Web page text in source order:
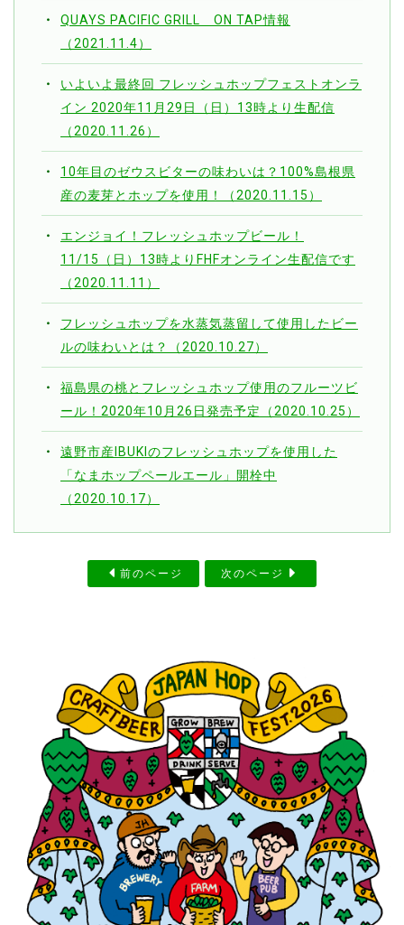
QUAYS PACIFIC GRILL ON TAP情報
（2021.11.4）
いよいよ最終回 フレッシュホップフェストオンラ
イン 2020年11月29日（日）13時より生配信
（2020.11.26）
10年目のゼウスビターの味わいは？100%島根県
産の麦芽とホップを使用！（2020.11.15）
エンジョイ！フレッシュホップビール！
11/15（日）13時よりFHFオンライン生配信です
（2020.11.11）
フレッシュホップを水蒸気蒸留して使用したビー
ルの味わいとは？（2020.10.27）
福島県の桃とフレッシュホップ使用のフルーツビ
ール！2020年10月26日発売予定（2020.10.25）
遠野市産IBUKIのフレッシュホップを使用した
「なまホップペールエール」開栓中
（2020.10.17）
前のページ 次のページ